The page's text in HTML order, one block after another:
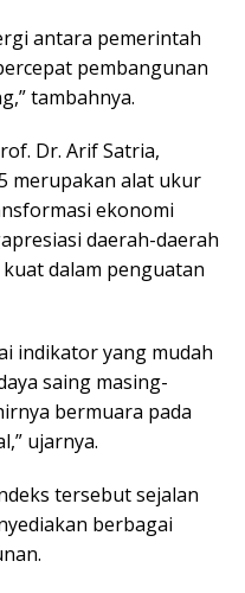
antara pemerintah
pembangunan
tambahnya.
Dr. Arif Satria,
merupakan alat ukur
ekonomi
daerah-daerah
dalam penguatan
indikator yang mudah
saing masing-
bermuara pada
ujarnya.
tersebut sejalan
berbagai